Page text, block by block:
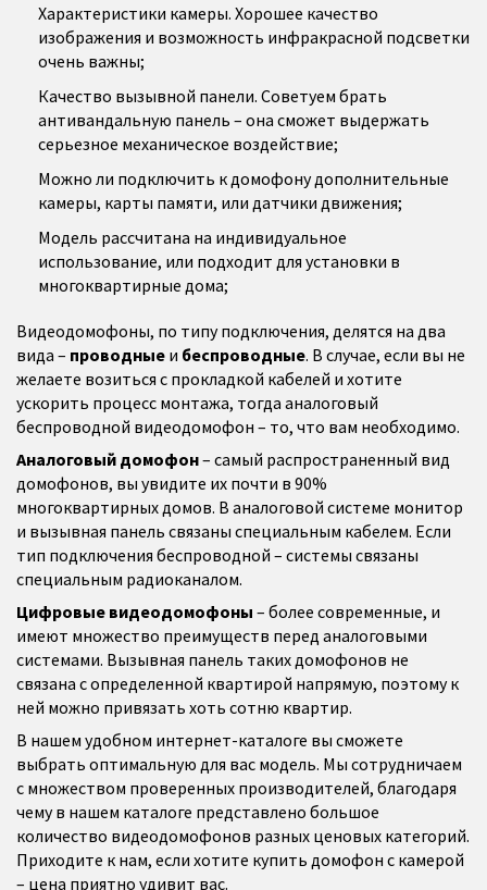
Характеристики камеры. Хорошее качество
изображения и возможность инфракрасной подсветки
очень важны;
Качество вызывной панели. Советуем брать
антивандальную панель – она сможет выдержать
серьезное механическое воздействие;
Можно ли подключить к домофону дополнительные
камеры, карты памяти, или датчики движения;
Модель рассчитана на индивидуальное
использование, или подходит для установки в
многоквартирные дома;
Видеодомофоны, по типу подключения, делятся на два
вида – проводные и беспроводные. В случае, если вы не
желаете возиться с прокладкой кабелей и хотите
ускорить процесс монтажа, тогда аналоговый
беспроводной видеодомофон – то, что вам необходимо.
Аналоговый домофон– самый распространенный вид
домофонов, вы увидите их почти в 90%
многоквартирных домов. В аналоговой системе монитор
и вызывная панель связаны специальным кабелем. Если
тип подключения беспроводной – системы связаны
специальным радиоканалом.
Цифровые видеодомофоны – более современные, и
имеют множество преимуществ перед аналоговыми
системами. Вызывная панель таких домофонов не
связана с определенной квартирой напрямую, поэтому к
ней можно привязать хоть сотню квартир.
В нашем удобном интернет-каталоге вы сможете
выбрать оптимальную для вас модель. Мы сотрудничаем
с множеством проверенных производителей, благодаря
чему в нашем каталоге представлено большое
количество видеодомофонов разных ценовых категорий.
Приходите к нам, если хотите купить домофон с камерой
– цена приятно удивит вас.